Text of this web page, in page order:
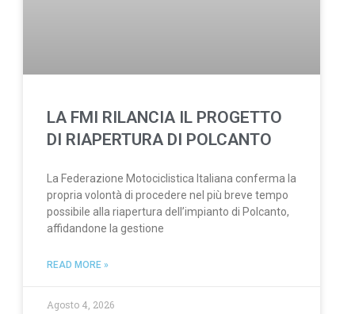
LA FMI RILANCIA IL PROGETTO
DI RIAPERTURA DI POLCANTO
La Federazione Motociclistica Italiana conferma la
propria volontà di procedere nel più breve tempo
possibile alla riapertura dell’impianto di Polcanto,
affidandone la gestione
READ MORE »
Agosto 4, 2026